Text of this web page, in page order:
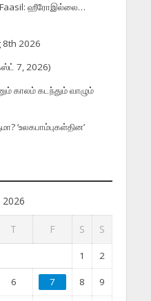
Faasil: ஹீரோஇல்லை…
8th 2026
7, 2026)
காலம் கடந்தும் வாழும்
‘உலகபாம்புகள்தின’
T F S S
1 2
6 7 8 9